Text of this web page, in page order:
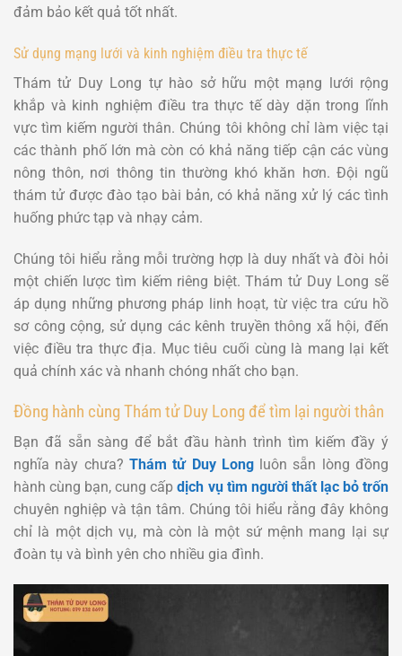
đảm bảo kết quả tốt nhất.
Sử dụng mạng lưới và kinh nghiệm điều tra thực tế
Thám tử Duy Long tự hào sở hữu một mạng lưới rộng
khắp và kinh nghiệm điều tra thực tế dày dặn trong lĩnh
vực tìm kiếm người thân. Chúng tôi không chỉ làm việc tại
các thành phố lớn mà còn có khả năng tiếp cận các vùng
nông thôn, nơi thông tin thường khó khăn hơn. Đội ngũ
thám tử được đào tạo bài bản, có khả năng xử lý các tình
huống phức tạp và nhạy cảm.
Chúng tôi hiểu rằng mỗi trường hợp là duy nhất và đòi hỏi
một chiến lược tìm kiếm riêng biệt. Thám tử Duy Long sẽ
áp dụng những phương pháp linh hoạt, từ việc tra cứu hồ
sơ công cộng, sử dụng các kênh truyền thông xã hội, đến
việc điều tra thực địa. Mục tiêu cuối cùng là mang lại kết
quả chính xác và nhanh chóng nhất cho bạn.
Đồng hành cùng Thám tử Duy Long để tìm lại người thân
Bạn đã sẵn sàng để bắt đầu hành trình tìm kiếm đầy ý
nghĩa này chưa? Thám tử Duy Long luôn sẵn lòng đồng
hành cùng bạn, cung cấpdịch vụ tìm người thất lạc bỏ trốn
chuyên nghiệp và tận tâm. Chúng tôi hiểu rằng đây không
chỉ là một dịch vụ, mà còn là một sứ mệnh mang lại sự
đoàn tụ và bình yên cho nhiều gia đình.